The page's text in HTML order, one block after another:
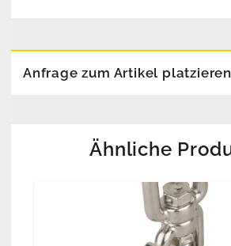
Anfrage zum Artikel platzieren
Ähnliche